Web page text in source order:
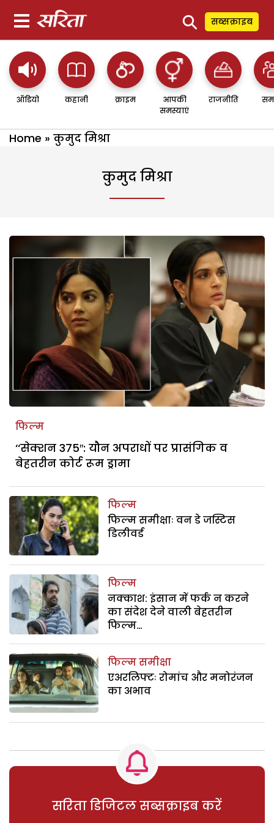
⚲ सब्सक्राइब
ऑडियो कहानी क्राइम
आपकी
समस्याएं
राजनीति
Home » कुमुद मिश्रा
कुमुद मिश्रा
फिल्म
‘‘सेक्शन 375″: यौन अपराधों पर प्रासंगिक व
बेहतरीन कोर्ट रूम ड्रामा
फिल्म
फिल्म समीक्षाः वन डे जस्टिस
डिलीवर्ड
फिल्म
नक्काश: इंसान में फर्क न करने
का संदेश देने वाली बेहतरीन
फिल्म…
फिल्म समीक्षा
एअरलिफ्टः रोमांच और मनोरंजन
का अभाव
सरिता डिजिटल सब्सक्राइब करें